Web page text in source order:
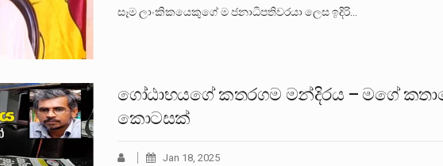
සෑම ලාංකිකයෙකුගේ ම ජනාධිපතිවරයා ලෙස ඉදිරි…
ගෝඨාභයගේ කතරගම මන්දිරය – මගේ
කොටසක්
Jan 18, 2025